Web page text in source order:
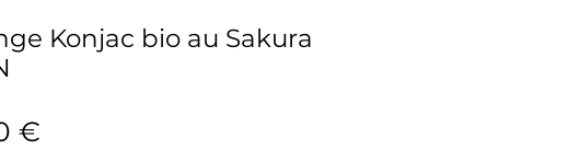
Konjac bio au Sakura
€